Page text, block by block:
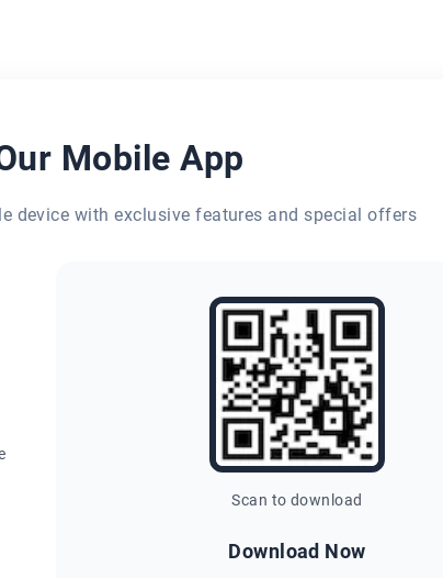
Mobile App
device with exclusive features and special offers
Scan to download
Download Now